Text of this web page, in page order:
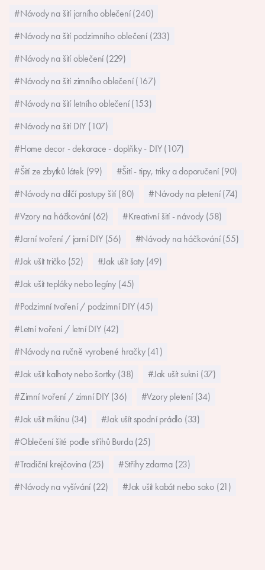
#Návody na šití jarního oblečení (240)
#Návody na šití podzimního oblečení (233)
#Návody na šití oblečení (229)
#Návody na šití zimního oblečení (167)
#Návody na šití letního oblečení (153)
#Návody na šití DIY (107)
#Home decor - dekorace - doplňky - DIY (107)
#Šití ze zbytků látek (99)
#Šití - tipy, triky a doporučení (90)
#Návody na dílčí postupy šití (80)
#Návody na pletení (74)
#Vzory na háčkování (62)
#Kreativní šití - návody (58)
#Jarní tvoření / jarní DIY (56)
#Návody na háčkování (55)
#Jak ušít tričko (52)
#Jak ušít šaty (49)
#Jak ušít tepláky nebo legíny (45)
#Podzimní tvoření / podzimní DIY (45)
#Letní tvoření / letní DIY (42)
#Návody na ručně vyrobené hračky (41)
#Jak ušít kalhoty nebo šortky (38)
#Jak ušít sukni (37)
#Zimní tvoření / zimní DIY (36)
#Vzory pletení (34)
#Jak ušít mikinu (34)
#Jak ušít spodní prádlo (33)
#Oblečení šité podle střihů Burda (25)
#Tradiční krejčovina (25)
#Střihy zdarma (23)
#Návody na vyšívání (22)
#Jak ušít kabát nebo sako (21)